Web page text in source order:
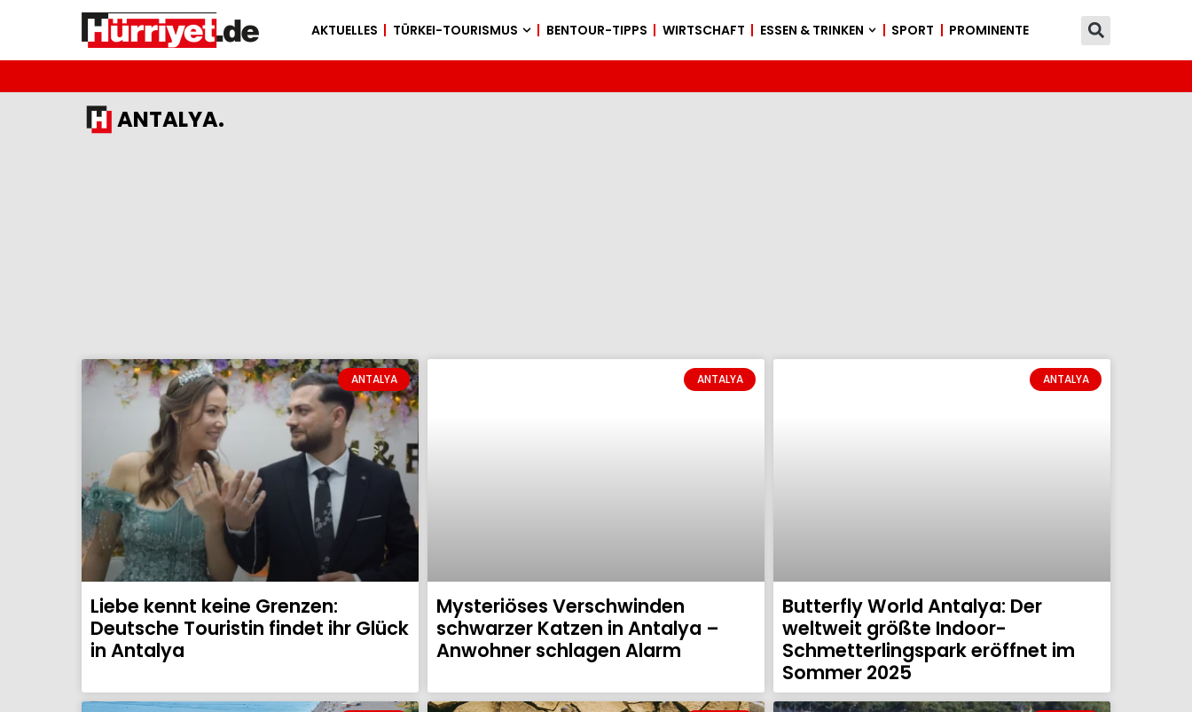
AKTUELLES TÜRKEI-TOURISMUS BENTOUR-TIPPS WIRTSCHAFT ESSEN & TRINKEN SPORT PROMINENTE
ANTALYA.
ANTALYA
Liebe kennt keine Grenzen:
Deutsche Touristin findet ihr Glück
in Antalya
ANTALYA
Mysteriöses Verschwinden
schwarzer Katzen in Antalya –
Anwohner schlagen Alarm
ANTALYA
Butterfly World Antalya: Der
weltweit größte Indoor-
Schmetterlingspark eröffnet im
Sommer 2025